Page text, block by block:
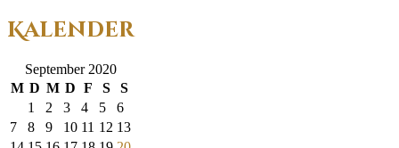
Kalender
September 2020
M D M D F S
S
1
2 3 4 5
6
7
8 9 10 11 12 13